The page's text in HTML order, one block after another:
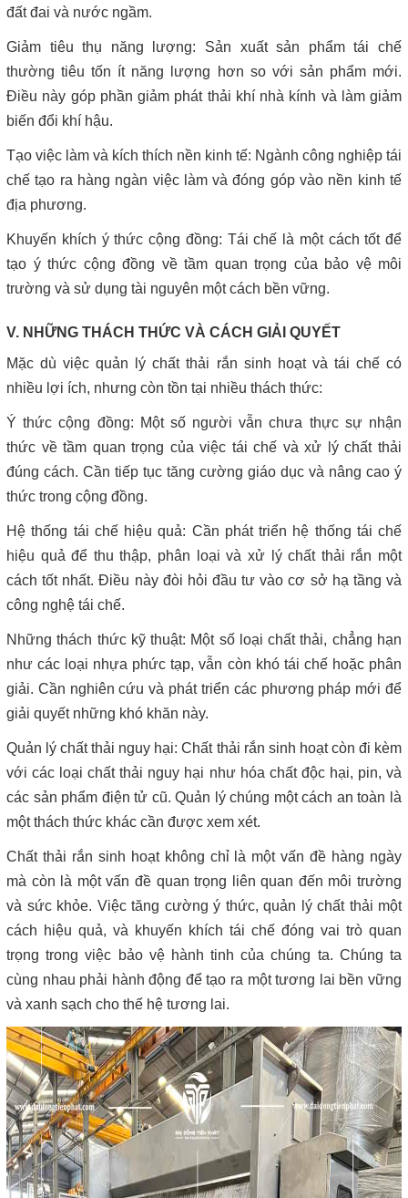
đất đai và nước ngầm.
Giảm tiêu thụ năng lượng: Sản xuất sản phẩm tái chế
thường tiêu tốn ít năng lượng hơn so với sản phẩm mới.
Điều này góp phần giảm phát thải khí nhà kính và làm giảm
biến đổi khí hậu.
Tạo việc làm và kích thích nền kinh tế: Ngành công nghiệp tái
chế tạo ra hàng ngàn việc làm và đóng góp vào nền kinh tế
địa phương.
Khuyến khích ý thức cộng đồng: Tái chế là một cách tốt để
tạo ý thức cộng đồng về tầm quan trọng của bảo vệ môi
trường và sử dụng tài nguyên một cách bền vững.
V. NHỮNG THÁCH THỨC VÀ CÁCH GIẢI QUYẾT
Mặc dù việc quản lý chất thải rắn sinh hoạt và tái chế có
nhiều lợi ích, nhưng còn tồn tại nhiều thách thức:
Ý thức cộng đồng: Một số người vẫn chưa thực sự nhận
thức về tầm quan trọng của việc tái chế và xử lý chất thải
đúng cách. Cần tiếp tục tăng cường giáo dục và nâng cao ý
thức trong cộng đồng.
Hệ thống tái chế hiệu quả: Cần phát triển hệ thống tái chế
hiệu quả để thu thập, phân loại và xử lý chất thải rắn một
cách tốt nhất. Điều này đòi hỏi đầu tư vào cơ sở hạ tầng và
công nghệ tái chế.
Những thách thức kỹ thuật: Một số loại chất thải, chẳng hạn
như các loại nhựa phức tạp, vẫn còn khó tái chế hoặc phân
giải. Cần nghiên cứu và phát triển các phương pháp mới để
giải quyết những khó khăn này.
Quản lý chất thải nguy hại: Chất thải rắn sinh hoạt còn đi kèm
với các loại chất thải nguy hại như hóa chất độc hại, pin, và
các sản phẩm điện tử cũ. Quản lý chúng một cách an toàn là
một thách thức khác cần được xem xét.
Chất thải rắn sinh hoạt không chỉ là một vấn đề hàng ngày
mà còn là một vấn đề quan trọng liên quan đến môi trường
và sức khỏe. Việc tăng cường ý thức, quản lý chất thải một
cách hiệu quả, và khuyến khích tái chế đóng vai trò quan
trọng trong việc bảo vệ hành tinh của chúng ta. Chúng ta
cùng nhau phải hành động để tạo ra một tương lai bền vững
và xanh sạch cho thế hệ tương lai.